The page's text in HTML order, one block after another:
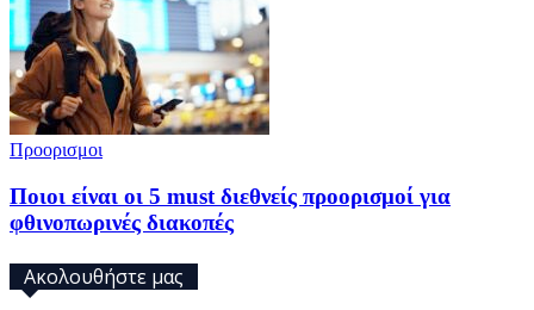
Προορισμοι
Ποιοι είναι οι 5 must διεθνείς προορισμοί για
φθινοπωρινές διακοπές
Ακολουθήστε μας